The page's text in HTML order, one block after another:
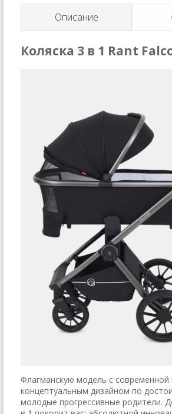
Описание
Коляска 3 в 1 Rant
Флагманскую модель с современной
концептуальным дизайном по
молодые прогрессивные родители.